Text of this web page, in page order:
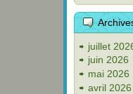
juillet
juin 2026
mai 2026
avril 2026